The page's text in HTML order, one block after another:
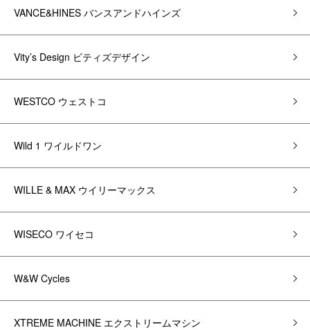
VANCE&HINES バンスアンドハインズ
Vity’s Design ビティズデザイン
WESTCO ウェストコ
Wild 1 ワイルドワン
WILLE & MAX ウイリーマックス
WISECO ワイセコ
W&W Cycles
XTREME MACHINE エクストリームマシン